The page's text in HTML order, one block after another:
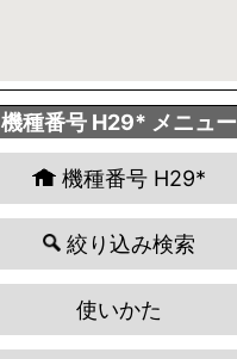
機種番号 H29* メニュー
機種番号 H29*
絞り込み検索
使いかた